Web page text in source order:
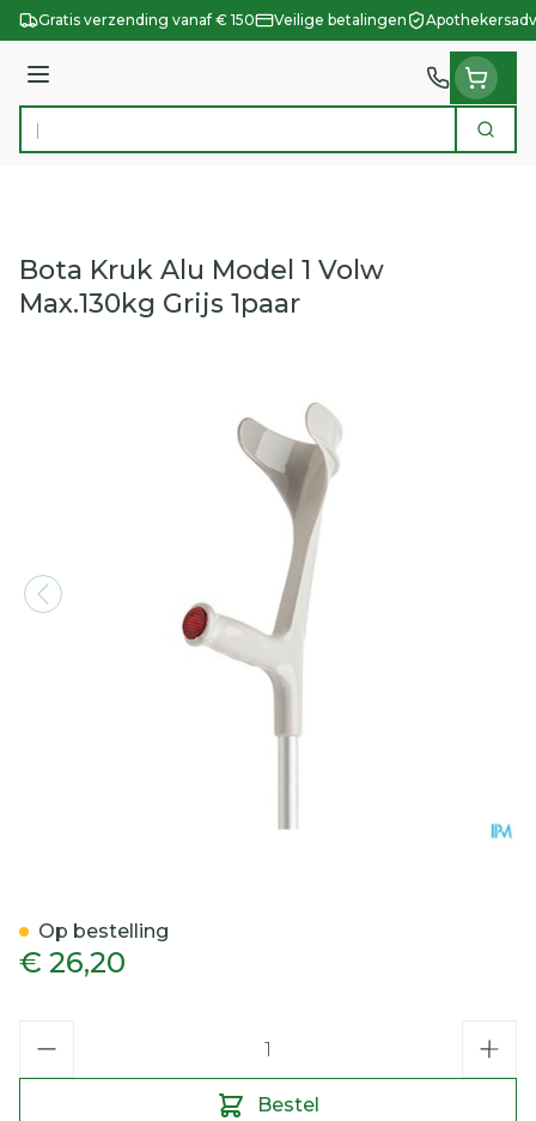
Ga naar de inhoud
Gratis verzending vanaf € 150 Veilige betalingen
Menu
Product, merk, categorie... Zoek
Bota Kruk Alu Model 1 Volw
Max.130kg Grijs 1paar
€ 26,20
Bestel
Op bestelling